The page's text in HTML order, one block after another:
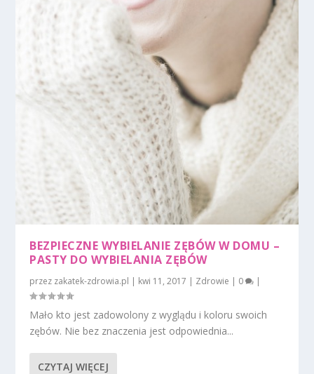
BEZPIECZNE WYBIELANIE ZĘBÓW W DOMU –
PASTY DO WYBIELANIA ZĘBÓW
przez zakatek-zdrowia.pl | kwi 11, 2017 | Zdrowie | 0 |
Mało kto jest zadowolony z wyglądu i koloru swoich
zębów. Nie bez znaczenia jest odpowiednia...
CZYTAJ WIĘCEJ